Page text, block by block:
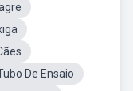
De Ensaio